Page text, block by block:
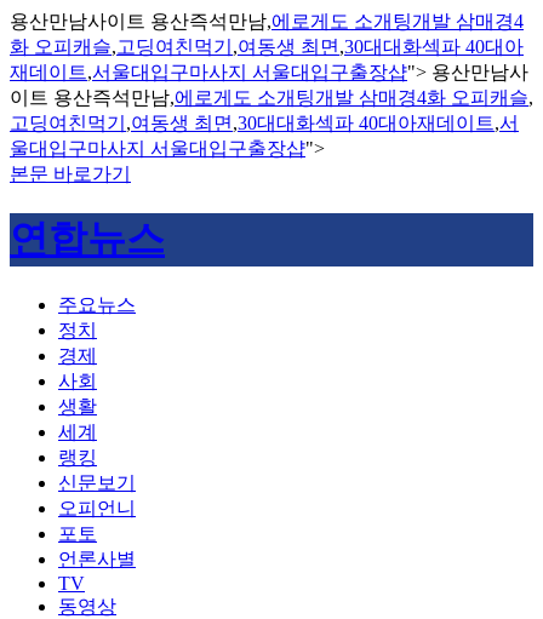
용산만남사이트 용산즉석만남,에로게도 소개팅개발 삼매경4
화 오피캐슬,고딩여친먹기 ,여동생 최면 ,30대대화섹파 40대아
재데이트,서울대입구마사지 서울대입구출장샵"> 용산만남사
이트 용산즉석만남,에로게도 소개팅개발 삼매경4화 오피캐슬,
고딩여친먹기 ,여동생 최면 ,30대대화섹파 40대아재데이트,서
울대입구마사지 서울대입구출장샵">
본문 바로가기
연합뉴스
주요뉴스
정치
경제
사회
생활
세계
랭킹
신문보기
오피언니
포토
언론사별
TV
동영상